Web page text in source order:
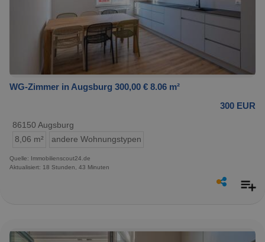
WG-Zimmer in Augsburg 300,00 € 8.06 m²
300 EUR
86150 Augsburg
8,06 m²
andere Wohnungstypen
Quelle: Immobilienscout24.de
Aktualisiert: 18 Stunden, 43 Minuten